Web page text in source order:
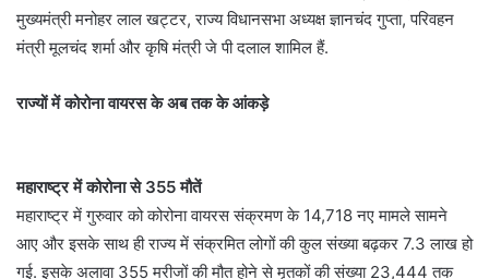
मुख्यमंत्री मनोहर लाल खट्टर, राज्य विधानसभा अध्यक्ष ज्ञानचंद गुप्ता, परिवहन
मंत्री मूलचंद शर्मा और कृषि मंत्री जे पी दलाल शामिल हैं.
राज्यों में कोरोना वायरस के अब तक के आंकड़े
महाराष्ट्र में कोरोना से 355 मौतें
महाराष्ट्र में गुरुवार को कोरोना वायरस संक्रमण के 14,718 नए मामले सामने
आए और इसके साथ ही राज्य में संक्रमित लोगों की कुल संख्या बढ़कर 7.3 लाख हो
गई. इसके अलावा 355 मरीजों की मौत होने से मृतकों की संख्या 23,444 तक